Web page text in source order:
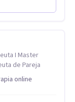
que
a tu situación
de deseo
es de
y mental
I Master
de Pareja
online